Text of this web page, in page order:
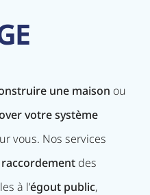
une maison ou
votre système
vous. Nos services
raccordement des
à l’égout public,